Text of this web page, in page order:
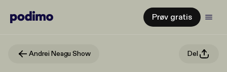
Prøv gratis
Andrei Neagu Show Del